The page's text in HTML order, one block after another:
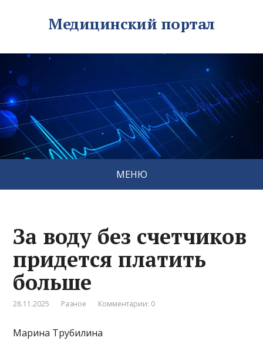
Медицинский портал
МЕНЮ
За воду без счетчиков
придется платить
больше
28.11.2025 Разное Комментарии: 0
Марина Трубилина